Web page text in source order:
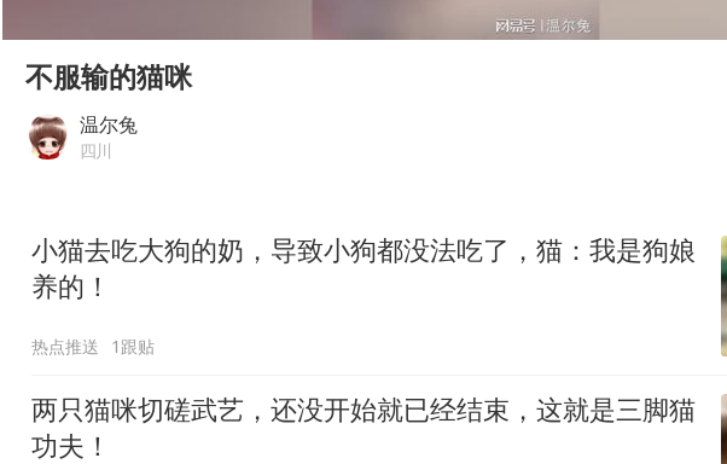
曝韩足协曾为外籍裁判安排性招待
奋进开新局 实干挑大梁
不服输的猫咪
温尔兔
四川
小猫去吃大狗的奶，导致小狗都没法吃了，猫：我是狗娘
养的！
热点推送 1跟贴
两只猫咪切磋武艺，还没开始就已经结束，这就是三脚猫
功夫！